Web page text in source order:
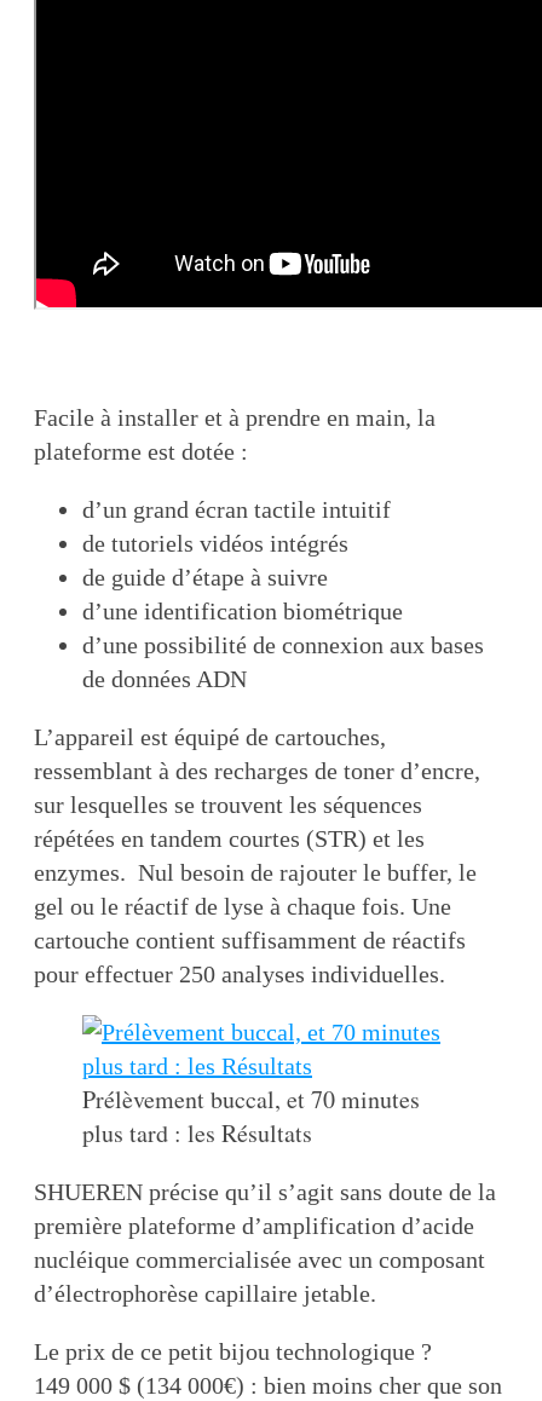
Facile à installer et à prendre en main, la
plateforme est dotée :
d’un grand écran tactile intuitif
de tutoriels vidéos intégrés
de guide d’étape à suivre
d’une identification biométrique
d’une possibilité de connexion aux bases
de données ADN
L’appareil est équipé de cartouches,
ressemblant à des recharges de toner d’encre,
sur lesquelles se trouvent les séquences
répétées en tandem courtes (STR) et les
enzymes. Nul besoin de rajouter le buffer, le
gel ou le réactif de lyse à chaque fois. Une
cartouche contient suffisamment de réactifs
pour effectuer 250 analyses individuelles.
Prélèvement buccal, et 70 minutes
plus tard : les Résultats
SHUEREN précise qu’il s’agit sans doute de la
première plateforme d’amplification d’acide
nucléique commercialisée avec un composant
d’électrophorèse capillaire jetable.
Le prix de ce petit bijou technologique ?
149 000 $ (134 000€) : bien moins cher que son